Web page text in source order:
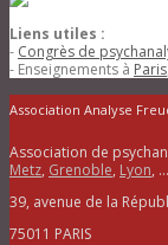
Liens utiles :
- Congrès de
- Enseignements à Paris
Association Analyse
Association de
Metz, Grenoble, Lyon,
39, avenue de la
75011 PARIS